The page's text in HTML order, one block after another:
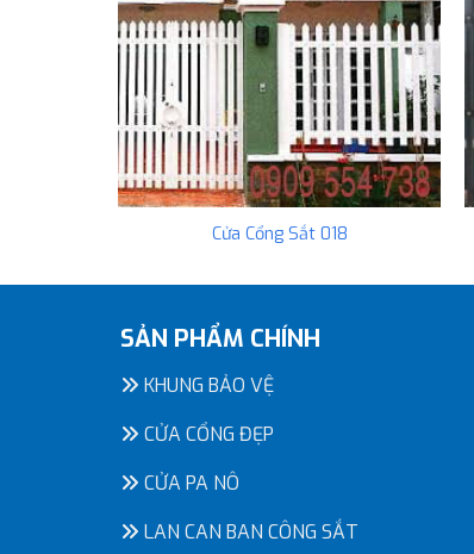
Cửa Cổng Sắt 018
SẢN PHẨM CHÍNH
KHUNG BẢO VỆ
CỬA CỔNG ĐẸP
CỬA PA NÔ
LAN CAN BAN CÔNG SẮT